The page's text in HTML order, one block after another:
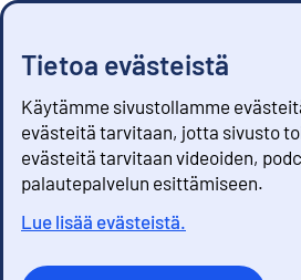
Tietoa evästeistä
Käytämme sivustollamme
evästeitä tarvitaan, jotta sivusto
evästeitä tarvitaan videoiden,
palautepalvelun esittämiseen.
Lue lisää evästeistä.